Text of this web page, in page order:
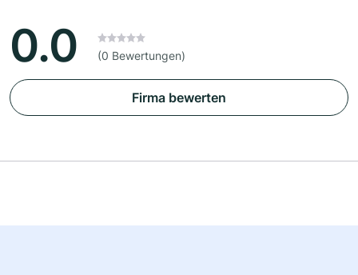
0.0 (0 Bewertungen)
Firma bewerten